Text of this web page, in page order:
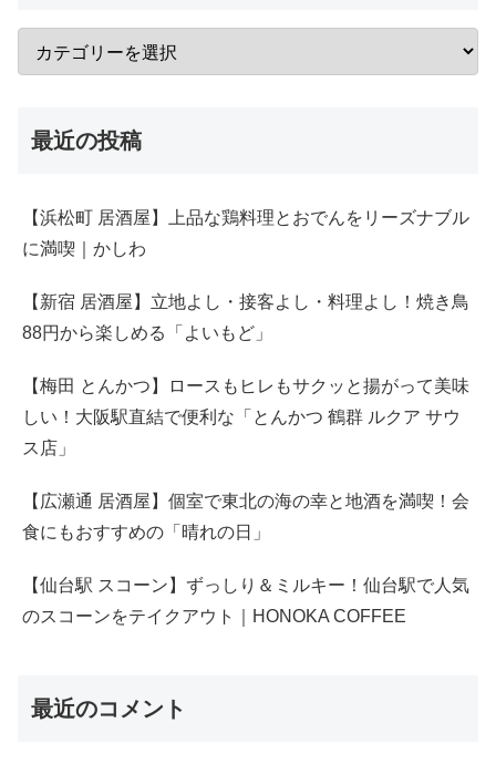
最近の投稿
【浜松町 居酒屋】上品な鶏料理とおでんをリーズナブル
に満喫｜かしわ
【新宿 居酒屋】立地よし・接客よし・料理よし！焼き鳥
88円から楽しめる「よいもど」
【梅田 とんかつ】ロースもヒレもサクッと揚がって美味
しい！大阪駅直結で便利な「とんかつ 鶴群 ルクア サウ
ス店」
【広瀬通 居酒屋】個室で東北の海の幸と地酒を満喫！会
食にもおすすめの「晴れの日」
【仙台駅 スコーン】ずっしり＆ミルキー！仙台駅で人気
のスコーンをテイクアウト｜HONOKA COFFEE
最近のコメント